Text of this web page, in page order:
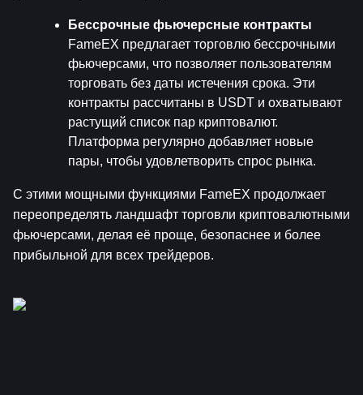
Бессрочные фьючерсные контракты
FameEX предлагает торговлю бессрочными
фьючерсами, что позволяет пользователям
торговать без даты истечения срока. Эти
контракты рассчитаны в USDT и охватывают
растущий список пар криптовалют.
Платформа регулярно добавляет новые
пары, чтобы удовлетворить спрос рынка.
С этими мощными функциями FameEX продолжает
переопределять ландшафт торговли криптовалютными
фьючерсами, делая её проще, безопаснее и более
прибыльной для всех трейдеров.